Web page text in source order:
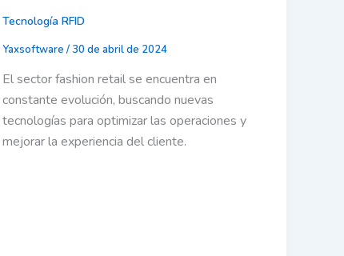
Tecnología RFID
Yaxsoftware/30 de abril de 2024
El sector fashion retail se encuentra en
constante evolución, buscando nuevas
tecnologías para optimizar las operaciones y
mejorar la experiencia del cliente.